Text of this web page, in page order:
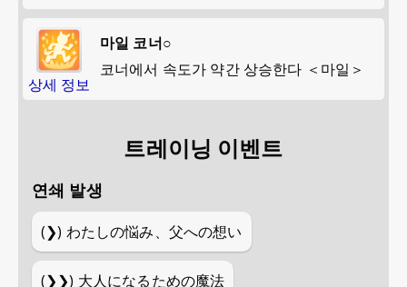
상세 정보
마일 코너○
코너에서 속도가 약간 상승한다 ＜마일＞
트레이닝 이벤트
연쇄 발생
(❯) わたしの悩み、父への想い
(❯❯) 大人になるための魔法